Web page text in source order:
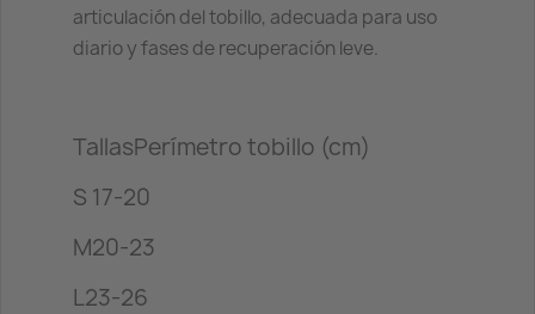
articulación del tobillo, adecuada para uso
diario y fases de recuperación leve.
TallasPerímetro tobillo (cm)
S 17-20
M20-23
L23-26